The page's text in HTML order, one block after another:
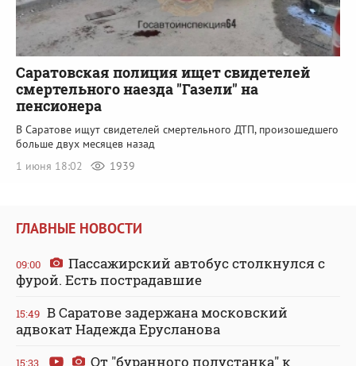
Саратовская полиция ищет свидетелей
смертельного наезда "Газели" на
пенсионера
В Саратове ищут свидетелей смертельного ДТП, произошедшего
больше двух месяцев назад
1 июня 18:02
1939
ГЛАВНЫЕ НОВОСТИ
09:00
Пассажирский автобус столкнулся с
фурой. Есть пострадавшие
15:49 В Саратове задержана московский
адвокат Надежда Ерусланова
15:33
От "буранного полустанка" к